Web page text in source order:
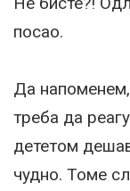
посао.
Да
треба да
дететом
чудно. Томе